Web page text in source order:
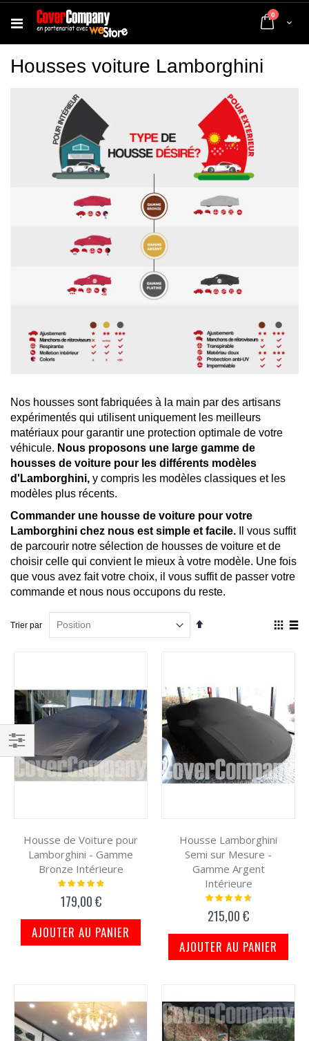
Cart
0 articles
Housses voiture Lamborghini
Nos housses sont fabriquées à la main par des artisans
expérimentés qui utilisent uniquement les meilleurs
matériaux pour garantir une protection optimale de votre
véhicule. Nous proposons une large gamme de
housses de voiture pour les différents modèles
d'Lamborghini, y compris les modèles classiques et les
modèles plus récents.
Commander une housse de voiture pour votre
Lamborghini chez nous est simple et facile. Il vous suffit
de parcourir notre sélection de housses de voiture et de
choisir celle qui convient le mieux à votre modèle. Une fois
que vous avez fait votre choix, il vous suffit de passer votre
commande et nous nous occupons du reste.
Trier par
Par
Housse de Voiture pour
Lamborghini - Gamme
Bronze Intérieure
Notation:
179,00 €
AJOUTER AU PANIER
Housse Lamborghini
Semi sur Mesure -
Gamme Argent
Intérieure
Notation:
215,00 €
AJOUTER AU PANIER
Filtrer
par